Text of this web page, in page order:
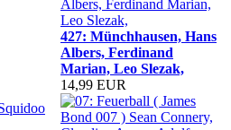
427: Münchhausen, Hans
Albers, Ferdinand
Marian, Leo Slezak,
14,99 EUR